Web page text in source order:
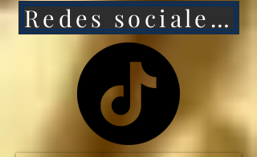
rápido.
NO HAY MANERA de
que Estados Unidos
siga siendo la primera
potencia mundial... y el
Redes sociales 2